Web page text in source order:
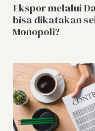
Ekspor melalui
bisa dikatakan
Monopoli?